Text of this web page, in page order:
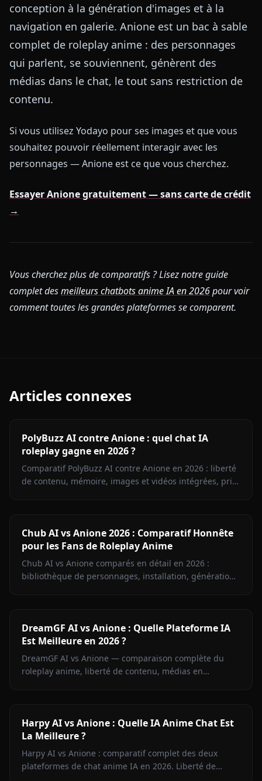
conception à la génération d'images et à la
navigation en galerie. Anione est un bac à sable
complet de roleplay anime : des personnages
qui parlent, se souviennent, génèrent des
médias dans le chat, le tout sans restriction de
contenu.
Si vous utilisez Yodayo pour ses images et que vous
souhaitez pouvoir réellement interagir avec les
personnages — Anione est ce que vous cherchez.
Essayer Anione gratuitement — sans carte de crédit
→
Vous cherchez plus de comparatifs ? Lisez notre guide
complet desmeilleurs chatbots anime IA en 2026pour voir
comment toutes les grandes plateformes se comparent.
Articles connexes
PolyBuzz AI contre Anione : quel chat IA
roleplay gagne en 2026 ?
Comparatif PolyBuzz AI contre Anione en 2026 : liberté
de contenu, mémoire, images et vidéos intégrées, prix.
Chub AI vs Anione 2026 : Comparatif Honnête
pour les Fans de Roleplay Anime
Chub AI vs Anione comparés en détail en 2026 :
bibliothèque de personnages, installation, génération
DreamGF AI vs Anione : Quelle Plateforme IA
Est Meilleure en 2026 ?
DreamGF AI vs Anione — comparaison complète du
roleplay anime, liberté de contenu, médias en
Harpy AI vs Anione : Quelle IA Anime Chat Est
La Meilleure ?
Harpy AI vs Anione : comparatif complet des deux
plateformes de chat anime IA en 2026. Liberté de